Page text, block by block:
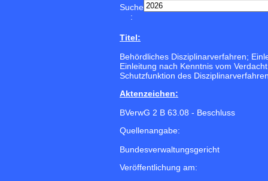
Suche
:
Titel:
Behördliches Disziplinarverfahren;
Einleitung nach Kenntnis vom
Schutzfunktion des
Aktenzeichen:
BVerwG 2 B 63.08 - Beschluss
Quellenangabe:
Bundesverwaltungsgericht
Veröffentlichung am: